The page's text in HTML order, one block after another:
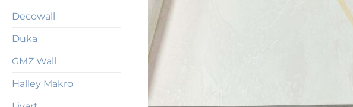
Decowall
Duka
GMZ Wall
Halley Makro